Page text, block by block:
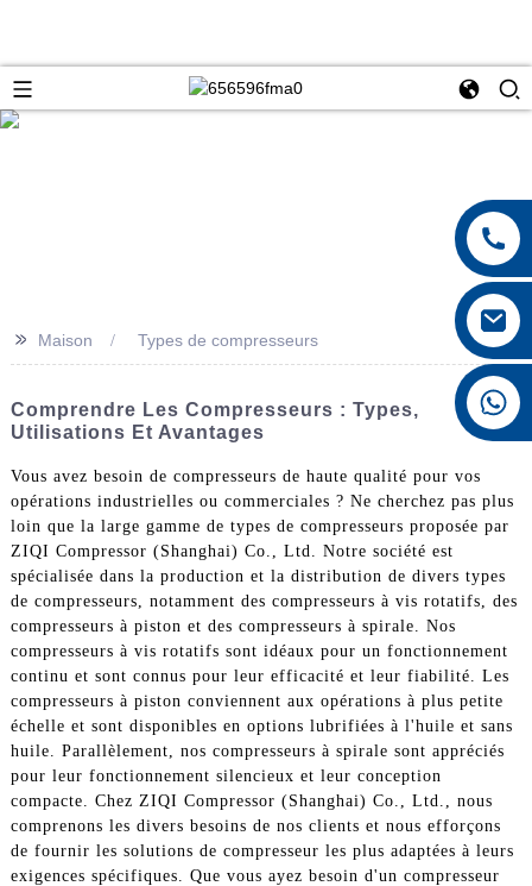
>> Maison Types de compresseurs
Comprendre Les Compresseurs : Types,
Utilisations Et Avantages
Vous avez besoin de compresseurs de haute qualité pour vos
opérations industrielles ou commerciales ? Ne cherchez pas plus
loin que la large gamme de types de compresseurs proposée par
ZIQI Compressor (Shanghai) Co., Ltd. Notre société est
spécialisée dans la production et la distribution de divers types
de compresseurs, notamment des compresseurs à vis rotatifs, des
compresseurs à piston et des compresseurs à spirale. Nos
compresseurs à vis rotatifs sont idéaux pour un fonctionnement
continu et sont connus pour leur efficacité et leur fiabilité. Les
compresseurs à piston conviennent aux opérations à plus petite
échelle et sont disponibles en options lubrifiées à l'huile et sans
huile. Parallèlement, nos compresseurs à spirale sont appréciés
pour leur fonctionnement silencieux et leur conception
compacte. Chez ZIQI Compressor (Shanghai) Co., Ltd., nous
comprenons les divers besoins de nos clients et nous efforçons
de fournir les solutions de compresseur les plus adaptées à leurs
exigences spécifiques. Que vous ayez besoin d'un compresseur